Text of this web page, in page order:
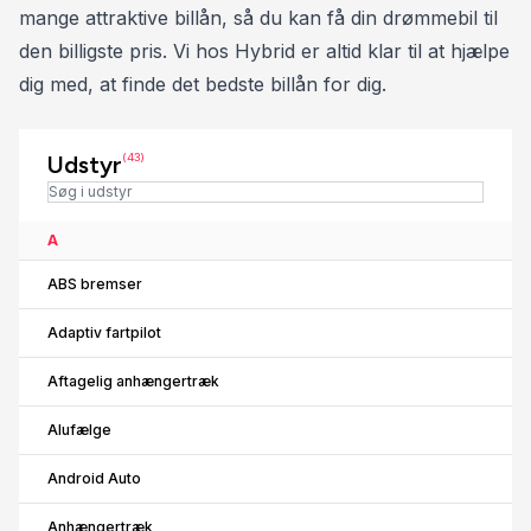
Virtuelt cockpit, fjernlysassistent, skiltegenkendelse,
DAB-radio, mørktonede ruder i bag,
navigationssystem high, kø assistent, emergency
sikkerhedssystem (PreCrash basic), Connect pakke,
el-justerbar lændestøtte, splitbagsæde,
bagagerumsdækken, pre sense city, frakobling af
passagerairbag, sædevarme, regnsensor, blanke
rudelister, kørecomputer, elektrisk kabinevarmer,
automatgear, fjernb. centrallås, udv. temp. måler, 4x
el-ruder, elektrisk parkeringsbremse, musikstreaming
via bluetooth, parkeringssensor for og bag, isofix,
Importbil - udstyr kan variere fra dansk model,
mange attraktive billån, så du kan få din drømmebil til
den billigste pris. Vi hos Hybrid er altid klar til at hjælpe
dig med, at finde det bedste billån for dig.
Udstyr(43)
A
ABS bremser
Adaptiv fartpilot
Aftagelig anhængertræk
Alufælge
Android Auto
Anhængertræk